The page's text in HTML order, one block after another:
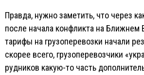
Правда, нужно заметить, что через
после начала конфликта на Ближнем
тарифы на грузоперевозки начали
скорее всего, грузоперевозчики
рудников какую-то часть